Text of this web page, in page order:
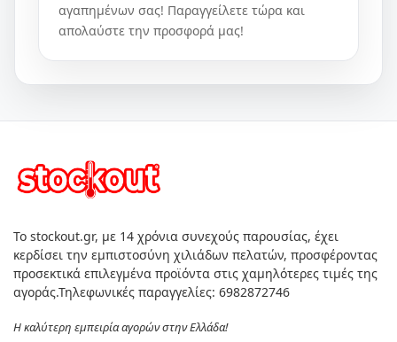
αγαπημένων σας! Παραγγείλετε τώρα και
απολαύστε την προσφορά μας!
Το stockout.gr, με 14 χρόνια συνεχούς παρουσίας, έχει
κερδίσει την εμπιστοσύνη χιλιάδων πελατών, προσφέροντας
προσεκτικά επιλεγμένα προϊόντα στις χαμηλότερες τιμές της
αγοράς.Τηλεφωνικές παραγγελίες: 6982872746
Η καλύτερη εμπειρία αγορών στην Ελλάδα!